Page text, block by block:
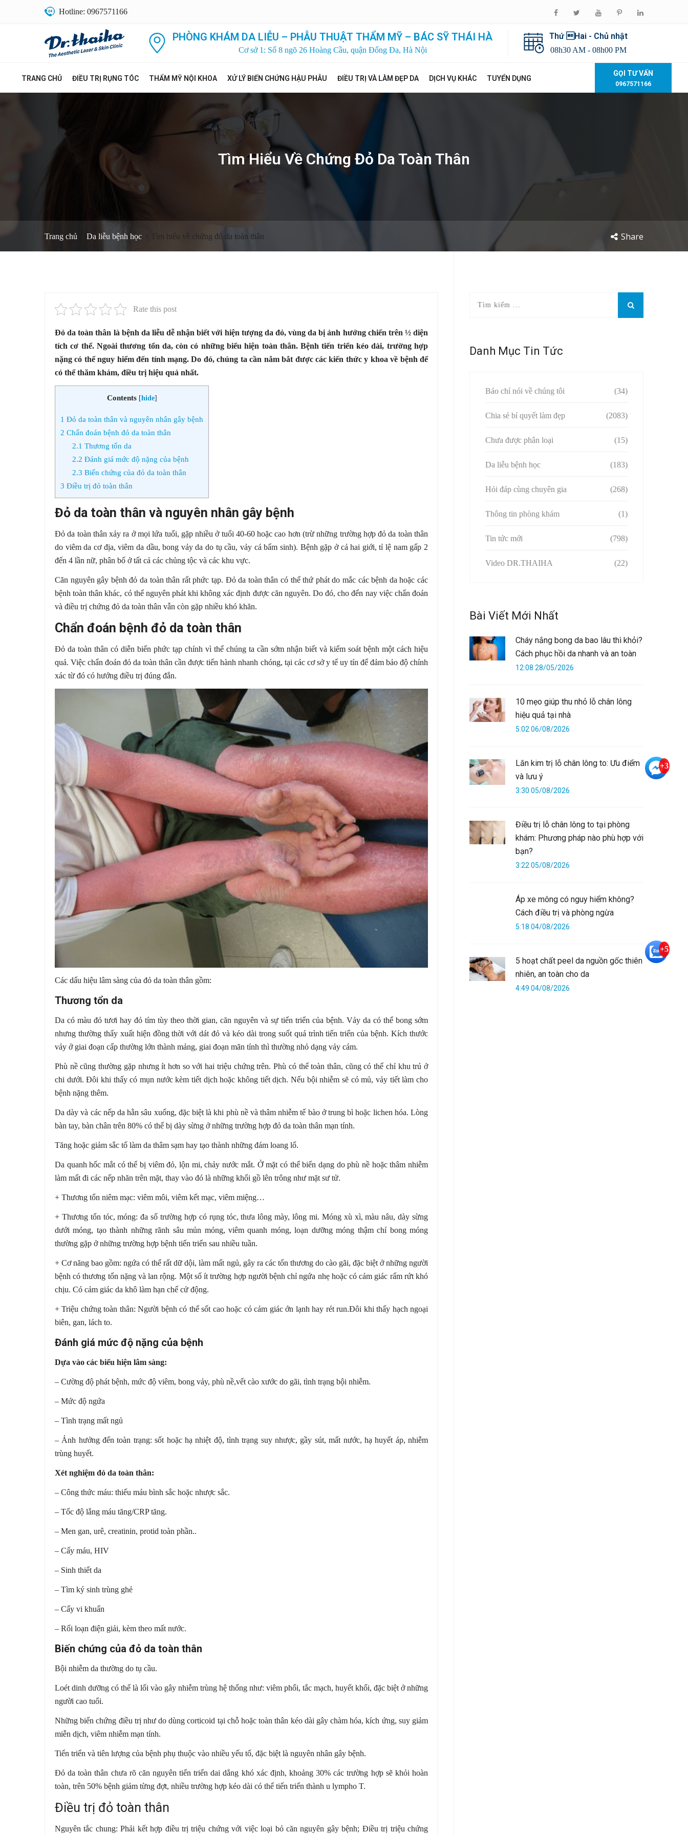
Hotline: 0967571166
PHÒNG KHÁM DA LIỄU – PHẪU THUẬT THẨM MỸ – BÁC SỸ THÁI HÀ
Cơ sở 1: Số 8 ngõ 26 Hoàng Cầu, quận Đống Đa, Hà Nội
Thứ Hai - Chủ nhật
08h30 AM - 08h00 PM
TRANG CHỦ ĐIỀU TRỊ RỤNG TÓC THẨM MỸ NỘI KHOA XỬ LÝ BIẾN CHỨNG HẬU PHẪU ĐIỀU TRỊ VÀ LÀM ĐẸP DA DỊCH VỤ KHÁC TUYỂN DỤNG
GỌI TƯ VẤN
0967571166
Tìm Hiểu Về Chứng Đỏ Da Toàn Thân
Trang chủ Da liễu bệnh học Tìm hiểu về chứng đỏ da toàn thân Share
Rate this post
Đỏ da toàn thân là bệnh da liễu dễ nhận biết với hiện tượng da đỏ, vùng da bị ảnh hưởng chiến trên ½ diện
tích cơ thể. Ngoài thương tổn da, còn có những biểu hiện toàn thân. Bệnh tiến triển kéo dài, trường hợp
nặng có thể nguy hiểm đến tính mạng. Do đó, chúng ta cần nắm bắt được các kiến thức y khoa về bệnh để
có thể thăm khám, điều trị hiệu quả nhất.
Contents [hide]
1 Đỏ da toàn thân và nguyên nhân gây bệnh
2 Chẩn đoán bệnh đỏ da toàn thân
2.1 Thương tổn da
2.2 Đánh giá mức độ nặng của bệnh
2.3 Biến chứng của đỏ da toàn thân
3 Điều trị đỏ toàn thân
Đỏ da toàn thân và nguyên nhân gây bệnh
Đỏ da toàn thân xảy ra ở mọi lứa tuổi, gặp nhiều ở tuổi 40-60 hoặc cao hơn (trừ những trường hợp đỏ da toàn thân
do viêm da cơ địa, viêm da dầu, bong vảy da do tụ cầu, vảy cá bẩm sinh). Bệnh gặp ở cả hai giới, tỉ lệ nam gấp 2
đến 4 lần nữ, phân bố ở tất cả các chủng tộc và các khu vực.
Căn nguyên gây bệnh đỏ da toàn thân rất phức tạp. Đỏ da toàn thân có thể thứ phát do mắc các bệnh da hoặc các
bệnh toàn thân khác, có thể nguyên phát khi không xác định được căn nguyên. Do đó, cho đến nay việc chẩn đoán
và điều trị chứng đỏ da toàn thân vẫn còn gặp nhiều khó khăn.
Chẩn đoán bệnh đỏ da toàn thân
Đỏ da toàn thân có diễn biến phức tạp chính vì thế chúng ta cần sớm nhận biết và kiểm soát bệnh một cách hiệu
quả. Việc chẩn đoán đỏ da toàn thân cần được tiến hành nhanh chóng, tại các cơ sở y tế uy tín để đảm bảo độ chính
xác từ đó có hướng điều trị đúng đắn.
Các dấu hiệu lâm sàng của đỏ da toàn thân gồm:
Thương tổn da
Da có màu đỏ tươi hay đỏ tím tùy theo thời gian, căn nguyên và sự tiến triển của bệnh. Vảy da có thể bong sớm
nhưng thường thấy xuất hiện đồng thời với dát đỏ và kéo dài trong suốt quá trình tiến triển của bệnh. Kích thước
vảy ở giai đoạn cấp thường lớn thành mảng, giai đoạn mãn tính thì thường nhỏ dạng vảy cám.
Phù nề cũng thường gặp nhưng ít hơn so với hai triệu chứng trên. Phù có thể toàn thân, cũng có thể chỉ khu trú ở
chi dưới. Đôi khi thấy có mụn nước kèm tiết dịch hoặc không tiết dịch. Nếu bội nhiễm sẽ có mủ, vảy tiết làm cho
bệnh nặng thêm.
Da dày và các nếp da hằn sâu xuống, đặc biệt là khi phù nề và thâm nhiễm tế bào ở trung bì hoặc lichen hóa. Lòng
bàn tay, bàn chân trên 80% có thể bị dày sừng ở những trường hợp đỏ da toàn thân mạn tính.
Tăng hoặc giảm sắc tố làm da thâm sạm hay tạo thành những đám loang lổ.
Da quanh hốc mắt có thể bị viêm đỏ, lộn mi, chảy nước mắt. Ở mặt có thể biến dạng do phù nề hoặc thâm nhiễm
làm mất đi các nếp nhăn trên mặt, thay vào đó là những khối gồ lên trông như mặt sư tử.
+ Thương tổn niêm mạc: viêm môi, viêm kết mạc, viêm miệng…
+ Thương tổn tóc, móng: đa số trường hợp có rụng tóc, thưa lông mày, lông mi. Móng xù xì, màu nâu, dày sừng
dưới móng, tạo thành những rãnh sâu mủn móng, viêm quanh móng, loạn dưỡng móng thậm chí bong móng
thường gặp ở những trường hợp bệnh tiến triển sau nhiều tuần.
+ Cơ năng bao gồm: ngứa có thể rất dữ dội, làm mất ngủ, gây ra các tổn thương do cào gãi, đặc biệt ở những người
bệnh có thương tổn nặng và lan rộng. Một số ít trường hợp người bệnh chỉ ngứa nhẹ hoặc có cảm giác rấm rứt khó
chịu. Có cảm giác da khô làm hạn chế cử động.
+ Triệu chứng toàn thân: Người bệnh có thể sốt cao hoặc có cảm giác ớn lạnh hay rét run.Đôi khi thấy hạch ngoại
biên, gan, lách to.
Đánh giá mức độ nặng của bệnh
Dựa vào các biểu hiện lâm sàng:
– Cường độ phát bệnh, mức độ viêm, bong vảy, phù nề,vết cào xước do gãi, tình trạng bội nhiễm.
– Mức độ ngứa
– Tình trạng mất ngủ
– Ảnh hưởng đến toàn trạng: sốt hoặc hạ nhiệt độ, tình trạng suy nhược, gầy sút, mất nước, hạ huyết áp, nhiễm
trùng huyết.
Xét nghiệm đỏ da toàn thân:
– Công thức máu: thiếu máu bình sắc hoặc nhược sắc.
– Tốc độ lắng máu tăng/CRP tăng.
– Men gan, urê, creatinin, protid toàn phần..
– Cấy máu, HIV
– Sinh thiết da
– Tìm ký sinh trùng ghẻ
– Cấy vi khuẩn
– Rối loạn điện giải, kèm theo mất nước.
Biến chứng của đỏ da toàn thân
Bội nhiễm da thường do tụ cầu.
Loét dinh dưỡng có thể là lối vào gây nhiễm trùng hệ thống như: viêm phổi, tắc mạch, huyết khối, đặc biệt ở những
người cao tuổi.
Những biến chứng điều trị như do dùng corticoid tại chỗ hoặc toàn thân kéo dài gây chàm hóa, kích ứng, suy giảm
miễn dịch, viêm nhiễm mạn tính.
Tiến triển và tiên lượng của bệnh phụ thuộc vào nhiều yếu tố, đặc biệt là nguyên nhân gây bệnh.
Đỏ da toàn thân chưa rõ căn nguyên tiến triển dai dẳng khó xác định, khoảng 30% các trường hợp sẽ khỏi hoàn
toàn, trên 50% bệnh giảm từng đợt, nhiều trường hợp kéo dài có thể tiến triển thành u lympho T.
Điều trị đỏ toàn thân
Nguyên tắc chung: Phải kết hợp điều trị triệu chứng với việc loại bỏ căn nguyên gây bệnh; Điều trị triệu chứng
Danh Mục Tin Tức
Báo chí nói về chúng tôi (34)
Chia sẻ bí quyết làm đẹp (2083)
Chưa được phân loại (15)
Da liễu bệnh học (183)
Hỏi đáp cùng chuyên gia (268)
Thông tin phòng khám (1)
Tin tức mới (798)
Video DR.THAIHA (22)
Bài Viết Mới Nhất
Cháy nắng bong da bao lâu thì khỏi?
Cách phục hồi da nhanh và an toàn
12:08 28/05/2026
10 mẹo giúp thu nhỏ lỗ chân lông
hiệu quả tại nhà
5:02 06/08/2026
Lăn kim trị lỗ chân lông to: Ưu điểm
và lưu ý
3:30 05/08/2026
Điều trị lỗ chân lông to tại phòng
khám: Phương pháp nào phù hợp với
bạn?
3:22 05/08/2026
Áp xe mông có nguy hiểm không?
Cách điều trị và phòng ngừa
5:18 04/08/2026
5 hoạt chất peel da nguồn gốc thiên
nhiên, an toàn cho da
4:49 04/08/2026
+3
+5